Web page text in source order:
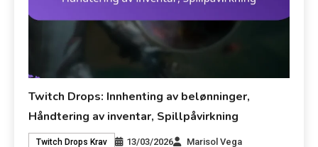
Twitch Drops: Innhenting av belønninger,
Håndtering av inventar, Spillpåvirkning
Twitch Drops Krav 13/03/2026 Marisol Vega